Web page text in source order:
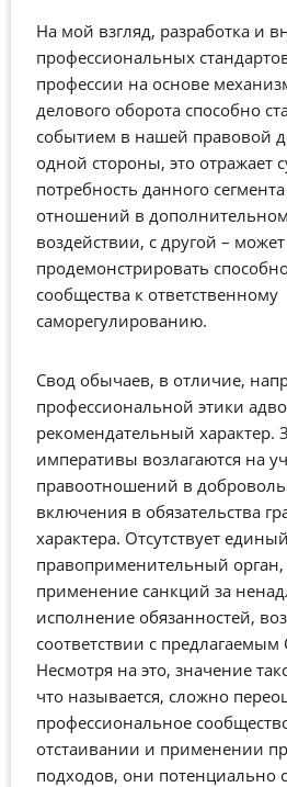
горниле горячих дебатов,
Свод обычаев делового
ссылаться как на источник
заложены лучшие практики,
просвещённый юридический
Много дружеских копий
ОКЮР и представителями
на конференции ОКЮР
дискуссионной сессии
вместе не придумали
саморегулирования.
Нам интересно узнать, что
компаний, юридических
Свода: «Культура составления
юридические услуги» и
На мой взгляд, разработка и
профессиональных
профессии на основе
делового оборота способно
событием в нашей правовой
одной стороны, это отражает
потребность данного
отношений в
воздействии, с другой – может
продемонстрировать
сообщества к ответственному
саморегулированию.
Свод обычаев, в отличие,
профессиональной этики
рекомендательный
императивы возлагаются на
правоотношений в
включения в обязательства
характера. Отсутствует единый
правоприменительный
применение санкций за
исполнение обязанностей,
соответствии с
Несмотря на это, значение
что называется, сложно
профессиональное
отстаивании и применении
подходов, они потенциально